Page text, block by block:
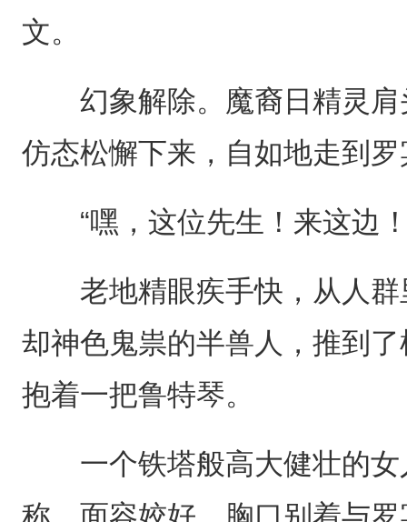
文。
幻象解除。魔裔日精灵肩
仿态松懈下来，自如地走到
“嘿，这位先生！来这边
老地精眼疾手快，从人群
却神色鬼祟的半兽人，推到
抱着一把鲁特琴。
一个铁塔般高大健壮的女